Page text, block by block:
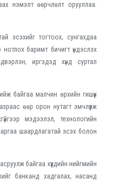
нэмэлт өөрчлөлт орууллаа.
эсэхийг тогтоох, сунгахдаа
нотлох баримт бичигт үндэслэх
иргэдэд хүнд суртал
байгаа малчин өрхийн гишүүн
өөр орон нутагт эмчлүүлж
мэдээлэл, технологийн
шаардлагатай эсэх болон
байгаа хүүхдийн нийгмийн
банканд хадгалах, насанд